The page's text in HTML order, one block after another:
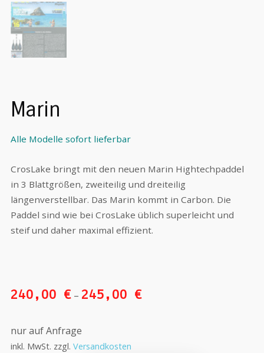
Marin
Alle Modelle sofort lieferbar
CrosLake bringt mit den neuen Marin Hightechpaddel
in 3 Blattgrößen, zweiteilig und dreiteilig
längenverstellbar. Das Marin kommt in Carbon. Die
Paddel sind wie bei CrosLake üblich superleicht und
steif und daher maximal effizient.
240,00 €– 245,00 €
nur auf Anfrage
inkl. MwSt. zzgl. Versandkosten